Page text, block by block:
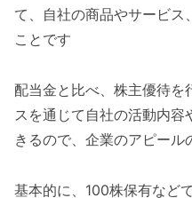
て、自社の商品やサービ
ことです
配当金と比べ、株主優待を
スを通じて自社の活動内
きるので、企業のアピール
基本的に、100株保有など